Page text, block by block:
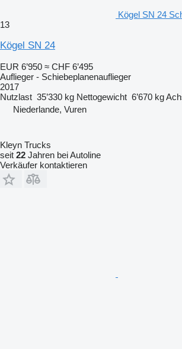
Kögel SN 24
13
Kögel SN 24
EUR 6’950 ≈ CHF 6’495
Auflieger - Schiebeplanenauflieger
2017
Nutzlast 35’330 kg Nettogewicht 6’670 kg
Niederlande, Vuren
Kleyn Trucks
seit 22 Jahren bei Autoline
Verkäufer kontaktieren